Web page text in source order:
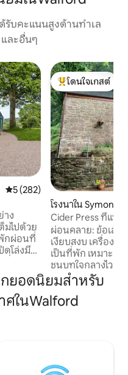
รับคะแนนสูงด้านทำเล
ละอื่นๆ
คะแนนเฉลี่ย 5 จาก 5, 282 รีวิว
5 (282)
าง
มไปด้วย
กผ่อนที่
ด์
อบ
มถึงหม้อ
บใจ
โดนใจเกสต์ที่สุด
โดนใจเกสต์
โรงนาใน Symonds
Cider Press ที่แปล
Wye Valley
ผ่อนคลาย: ข้อเสน
เงียบสงบ เครื่องคั้นน้ำแอปเปิ้ลที่ดัดแปลงมา
เป็นที่พัก เหมาะส
ชนบทใจกลางไววั
มอนด์สยัตเวสต์เ
ปลายทางยอดนิย
อยู่ริมแม่น้ำไว The
เล่นในป่าไปยังถ้ำ
ยอดนิยมสำหรับ
ในWalford